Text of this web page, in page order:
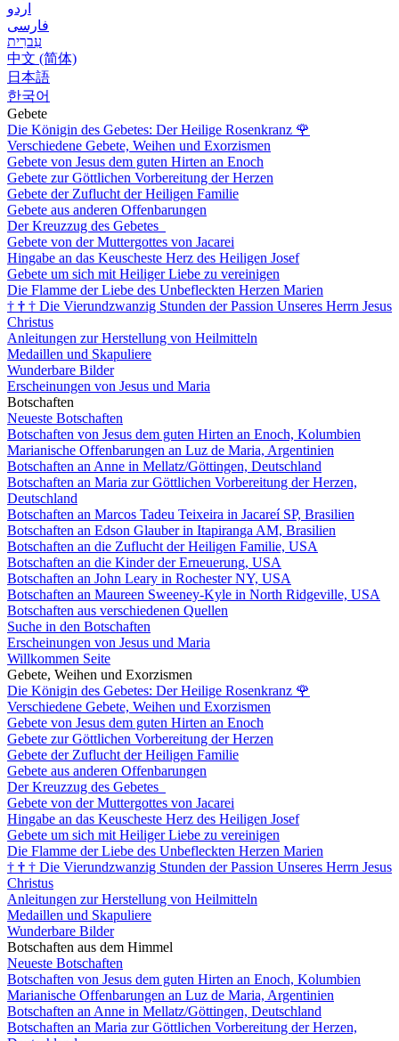
اردو
فارسی
עִברִית
中文 (简体)
日本語
한국어
Gebete
Die Königin des Gebetes: Der Heilige Rosenkranz 🌹
Verschiedene Gebete, Weihen und Exorzismen
Gebete von Jesus dem guten Hirten an Enoch
Gebete zur Göttlichen Vorbereitung der Herzen
Gebete der Zuflucht der Heiligen Familie
Gebete aus anderen Offenbarungen
Der Kreuzzug des Gebetes
Gebete von der Muttergottes von Jacarei
Hingabe an das Keuscheste Herz des Heiligen Josef
Gebete um sich mit Heiliger Liebe zu vereinigen
Die Flamme der Liebe des Unbefleckten Herzen Marien
† † † Die Vierundzwanzig Stunden der Passion Unseres Herrn Jesus
Christus
Anleitungen zur Herstellung von Heilmitteln
Medaillen und Skapuliere
Wunderbare Bilder
Erscheinungen von Jesus und Maria
Botschaften
Neueste Botschaften
Botschaften von Jesus dem guten Hirten an Enoch, Kolumbien
Marianische Offenbarungen an Luz de Maria, Argentinien
Botschaften an Anne in Mellatz/Göttingen, Deutschland
Botschaften an Maria zur Göttlichen Vorbereitung der Herzen,
Deutschland
Botschaften an Marcos Tadeu Teixeira in Jacareí SP, Brasilien
Botschaften an Edson Glauber in Itapiranga AM, Brasilien
Botschaften an die Zuflucht der Heiligen Familie, USA
Botschaften an die Kinder der Erneuerung, USA
Botschaften an John Leary in Rochester NY, USA
Botschaften an Maureen Sweeney-Kyle in North Ridgeville, USA
Botschaften aus verschiedenen Quellen
Suche in den Botschaften
Erscheinungen von Jesus und Maria
Willkommen Seite
Gebete, Weihen und Exorzismen
Die Königin des Gebetes: Der Heilige Rosenkranz 🌹
Verschiedene Gebete, Weihen und Exorzismen
Gebete von Jesus dem guten Hirten an Enoch
Gebete zur Göttlichen Vorbereitung der Herzen
Gebete der Zuflucht der Heiligen Familie
Gebete aus anderen Offenbarungen
Der Kreuzzug des Gebetes
Gebete von der Muttergottes von Jacarei
Hingabe an das Keuscheste Herz des Heiligen Josef
Gebete um sich mit Heiliger Liebe zu vereinigen
Die Flamme der Liebe des Unbefleckten Herzen Marien
† † † Die Vierundzwanzig Stunden der Passion Unseres Herrn Jesus
Christus
Anleitungen zur Herstellung von Heilmitteln
Medaillen und Skapuliere
Wunderbare Bilder
Botschaften aus dem Himmel
Neueste Botschaften
Botschaften von Jesus dem guten Hirten an Enoch, Kolumbien
Marianische Offenbarungen an Luz de Maria, Argentinien
Botschaften an Anne in Mellatz/Göttingen, Deutschland
Botschaften an Maria zur Göttlichen Vorbereitung der Herzen,